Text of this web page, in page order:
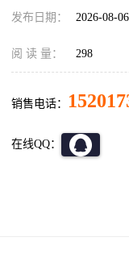
发布日期： 2026-08-06
阅 读 量： 298
销售电话：
在线QQ：